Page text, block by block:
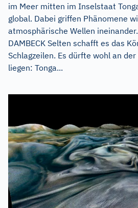
im Meer mitten im Inselstaat
global. Dabei griffen Phänomene
atmosphärische Wellen ineinander.
DAMBECK Selten schafft es das
Schlagzeilen. Es dürfte wohl an
liegen: Tonga...